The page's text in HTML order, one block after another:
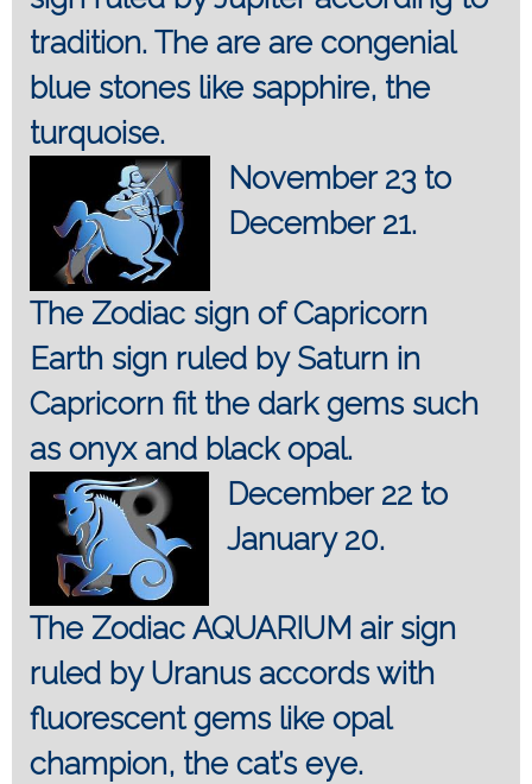
tradition. The are are congenial
blue stones like sapphire, the
turquoise.
November 23 to
December 21.
The Zodiac sign of Capricorn
Earth sign ruled by Saturn in
Capricorn fit the dark gems such
as onyx and black opal.
December 22 to
January 20.
The Zodiac AQUARIUM air sign
ruled by Uranus accords with
fluorescent gems like opal
champion, the cat’s eye.